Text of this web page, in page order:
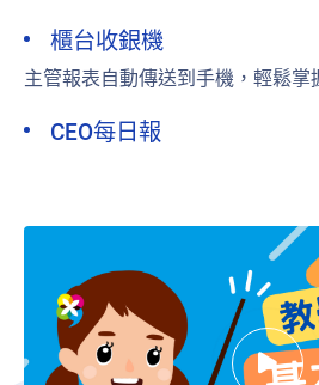
櫃台收銀機
主管報表自動傳送到手機，輕鬆掌
CEO每日報